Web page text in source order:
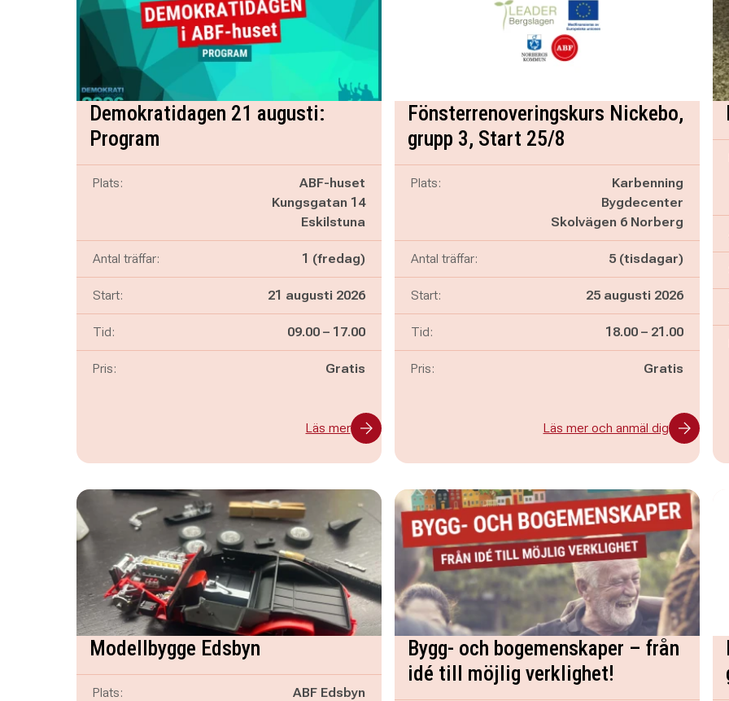
Demokratidagen 21 augusti:
Program
Plats:
ABF-huset
Kungsgatan 14
Eskilstuna
Antal träffar: 1 (fredag)
Start: 21 augusti 2026
Tid: Pågår mellan
09.00 – och
17.00
Pris: Gratis
Läs mer
Fönsterrenoveringskurs Nickebo,
grupp 3, Start 25/8
Plats:
Karbenning
Bygdecenter
Skolvägen 6 Norberg
Antal träffar: 5 (tisdagar)
Start: 25 augusti 2026
Tid: Pågår mellan
18.00 – och
21.00
Pris: Gratis
Läs mer och anmäl dig
Modellbygge Edsbyn
Plats:
ABF Edsbyn
Bygg- och bogemenskaper – från
idé till möjlig verklighet!